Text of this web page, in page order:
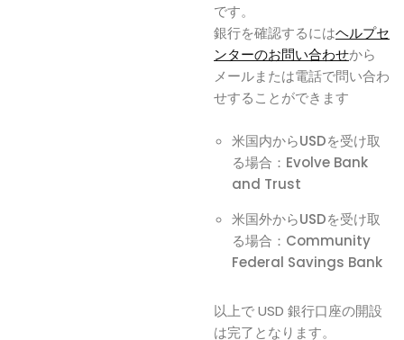
です。
銀行を確認するにはヘルプセ
ンターのお問い合わせから
メールまたは電話で問い合わ
せすることができます
米国内からUSDを受け取
る場合：Evolve Bank
and Trust
米国外からUSDを受け取
る場合：Community
Federal Savings Bank
以上で USD 銀行口座の開設
は完了となります。